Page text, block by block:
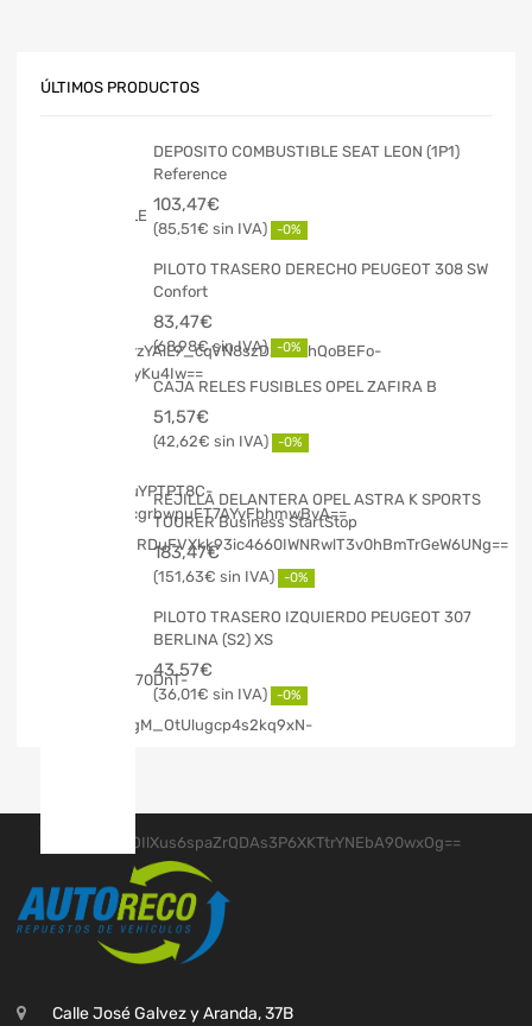
ÚLTIMOS PRODUCTOS
DEPOSITO COMBUSTIBLE SEAT LEON (1P1)
Reference
103,47€
85,51€ -0%
PILOTO TRASERO DERECHO PEUGEOT 308 SW
Confort
83,47€
68,98€ -0%
CAJA RELES FUSIBLES OPEL ZAFIRA B
51,57€
42,62€ -0%
REJILLA DELANTERA OPEL ASTRA K SPORTS
TOURER Business StartStop
183,47€
151,63€ -0%
PILOTO TRASERO IZQUIERDO PEUGEOT 307
BERLINA (S2) XS
43,57€
36,01€ -0%
Calle José Galvez y Aranda, 37B